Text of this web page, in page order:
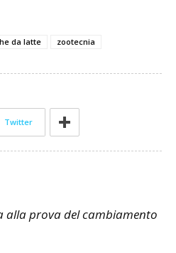
da latte zootecnia
Twitter
alla prova del cambiamento